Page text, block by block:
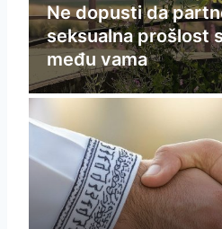
Ne dopusti da
seksualna prošlost
među vama